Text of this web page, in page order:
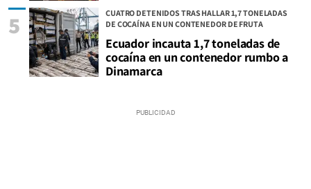
CUATRO DETENIDOS TRAS HALLAR 1,7 TONELADAS
DE COCAÍNA EN UN CONTENEDOR DE FRUTA
Ecuador incauta 1,7 toneladas de
cocaína en un contenedor rumbo a
Dinamarca
5